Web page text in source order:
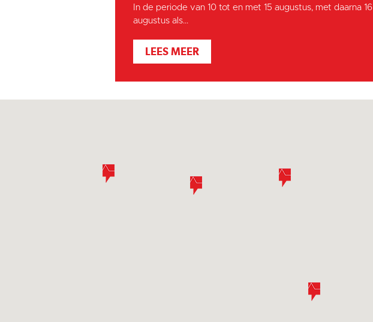
In de periode van 10 tot en met 15 augustus, met daarna 16
augustus als...
LEES MEER